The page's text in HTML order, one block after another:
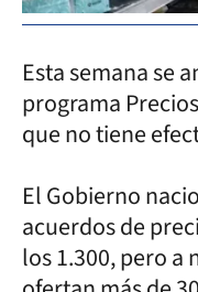
Esta semana se
programa
que no tiene
El Gobierno
acuerdos de
los 1.300, pero a